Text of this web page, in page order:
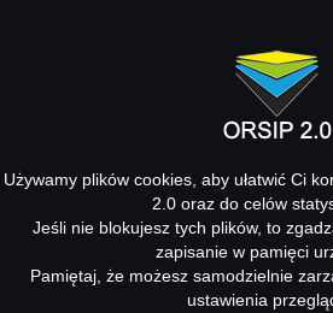
Używamy plików cookies, aby ułatwić Ci
2.0 oraz do celów
Jeśli nie blokujesz tych plików, to
zapisanie w pamięci
Pamiętaj, że możesz samodzielnie
ustawienia